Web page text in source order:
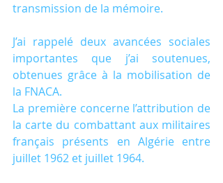
transmission de la mémoire.
J’ai rappelé deux avancées sociales
importantes que j’ai soutenues,
obtenues grâce à la mobilisation de
la FNACA.
La première concerne l’attribution de
la carte du combattant aux militaires
français présents en Algérie entre
juillet 1962 et juillet 1964.